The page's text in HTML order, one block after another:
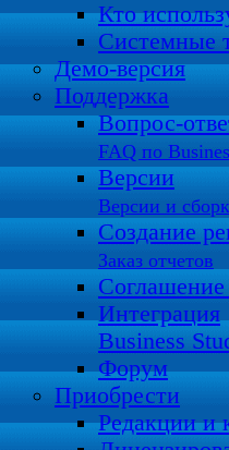
Кто
Системные
Демо-версия
Поддержка
Вопрос-
FAQ по
Версии
Версии и
Создание
Заказ отчетов
Интеграция
Business
Форум
Приобрести
Редакции и